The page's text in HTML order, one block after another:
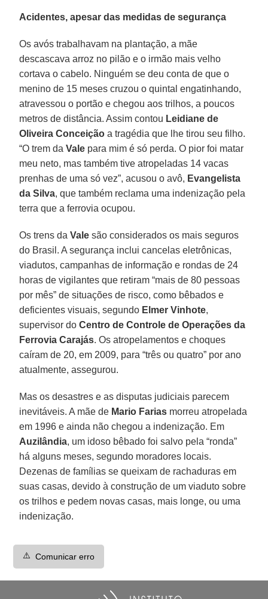
Acidentes, apesar das medidas de segurança
Os avós trabalhavam na plantação, a mãe
descascava arroz no pilão e o irmão mais velho
cortava o cabelo. Ninguém se deu conta de que o
menino de 15 meses cruzou o quintal engatinhando,
atravessou o portão e chegou aos trilhos, a poucos
metros de distância. Assim contou Leidiane de
Oliveira Conceição a tragédia que lhe tirou seu filho.
“O trem daVale para mim é só perda. O pior foi matar
meu neto, mas também tive atropeladas 14 vacas
prenhas de uma só vez”, acusou o avô, Evangelista
da Silva, que também reclama uma indenização pela
terra que a ferrovia ocupou.
Os trens daVale são considerados os mais seguros
do Brasil. A segurança inclui cancelas eletrônicas,
viadutos, campanhas de informação e rondas de 24
horas de vigilantes que retiram “mais de 80 pessoas
por mês” de situações de risco, como bêbados e
deficientes visuais, segundo Elmer Vinhote,
supervisor doCentro de Controle de Operações da
Ferrovia Carajás. Os atropelamentos e choques
caíram de 20, em 2009, para “três ou quatro” por ano
atualmente, assegurou.
Mas os desastres e as disputas judiciais parecem
inevitáveis. A mãe de Mario Farias morreu atropelada
em 1996 e ainda não chegou a indenização. Em
Auzilândia, um idoso bêbado foi salvo pela “ronda”
há alguns meses, segundo moradores locais.
Dezenas de famílias se queixam de rachaduras em
suas casas, devido à construção de um viaduto sobre
os trilhos e pedem novas casas, mais longe, ou uma
indenização.
⚠️ Comunicar erro